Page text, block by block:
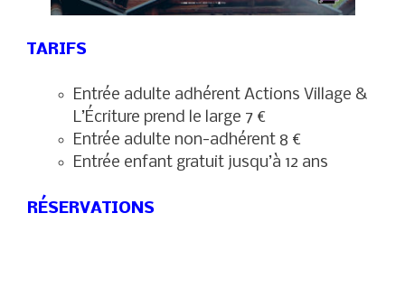
TARIFS
Entrée adulte adhérent Actions Village &
L’Écriture prend le large 7 €
Entrée adulte non-adhérent 8 €
Entrée enfant gratuit jusqu’à 12 ans
RÉSERVATIONS